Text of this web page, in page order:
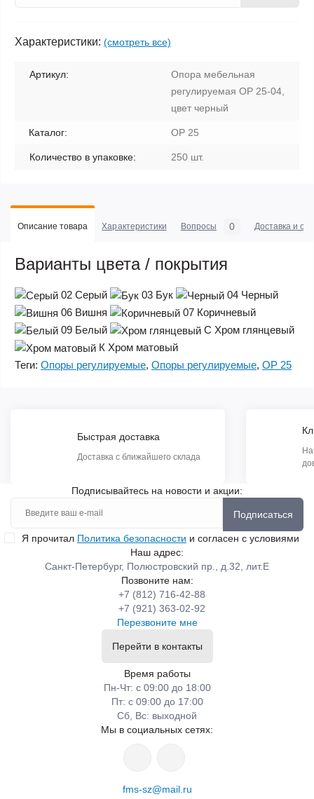
Характеристики: (смотреть все)
Артикул:
Опора мебельная
регулируемая ОР 25-04,
цвет черный
Каталог: ОР 25
Количество в упаковке: 250 шт.
Описание товара Характеристики Вопросы 0 Доставка и
Варианты цвета / покрытия
02 Серый 03 Бук 04 Черный
06 Вишня 07 Коричневый
09 Белый С Хром глянцевый
К Хром матовый
Теги: Опоры регулируемые, Опоры регулируемые, ОР 25
Быстрая доставка
Доставка с ближайшего склада
Подписывайтесь на новости и акции:
Подписаться
Я прочитал Политика безопасности и согласен с условиями
Наш адрес:
Санкт-Петербург, Полюстровский пр., д.32, лит.Е
Позвоните нам:
+7 (812) 716-42-88
+7 (921) 363-02-92
Перезвоните мне
Перейти в контакты
Время работы
Пн-Чт: с 09:00 до 18:00
Пт: с 09:00 до 17:00
Сб, Вс: выходной
Мы в социальных сетях:
fms-sz@mail.ru